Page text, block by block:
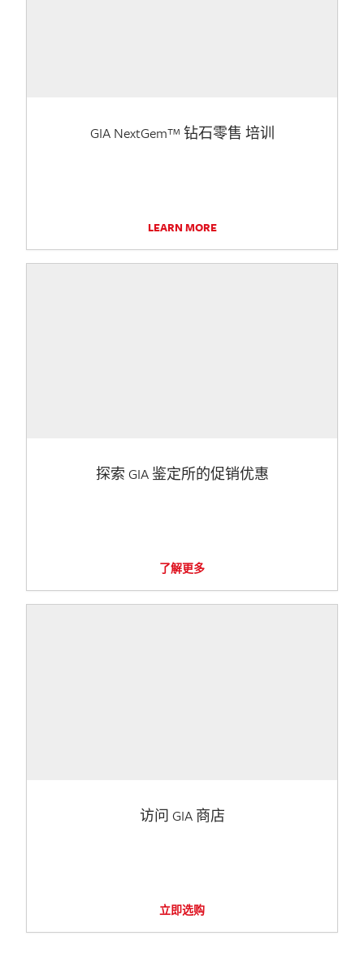
GIA NextGem™ 钻石零售 培训
LEARN MORE
探索 GIA 鉴定所的促销优惠
了解更多
访问 GIA 商店
立即选购